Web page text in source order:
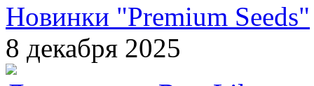
Новинки "Premium Seeds"
8 декабря 2025